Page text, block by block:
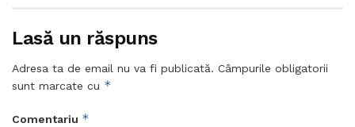
Lasă un răspuns
Adresa ta de email nu va fi publicată. Câmpurile obligatorii
sunt marcate cu *
Comentariu *